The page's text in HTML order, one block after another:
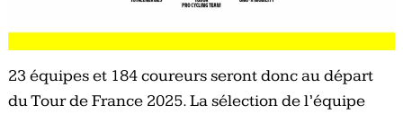
23 équipes et 184 coureurs seront donc au départ
du Tour de France 2025. La sélection de l’équipe